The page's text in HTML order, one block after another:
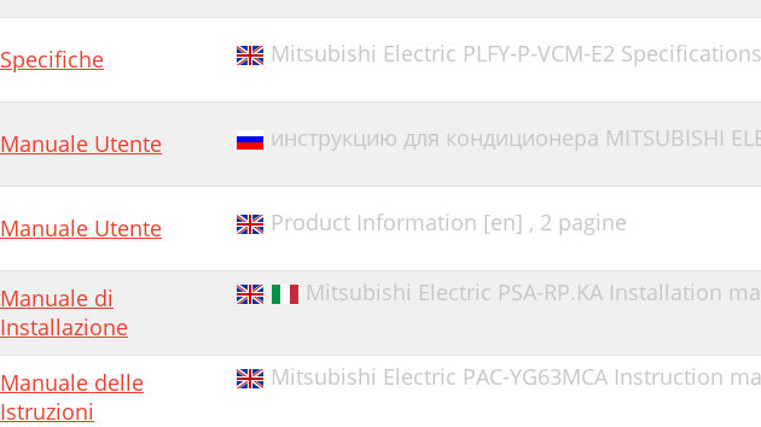
Specifiche Mitsubishi Electric PLFY-P-VCM-E2
Manuale Utente инструкцию для кондиционера MITSUBISHI
Manuale Utente Product Information [en] , 2 pagine
Manuale di
Installazione
Mitsubishi Electric PSA-RP.KA Installation
Manuale delle
Istruzioni
Mitsubishi Electric PAC-YG63MCA Instruction